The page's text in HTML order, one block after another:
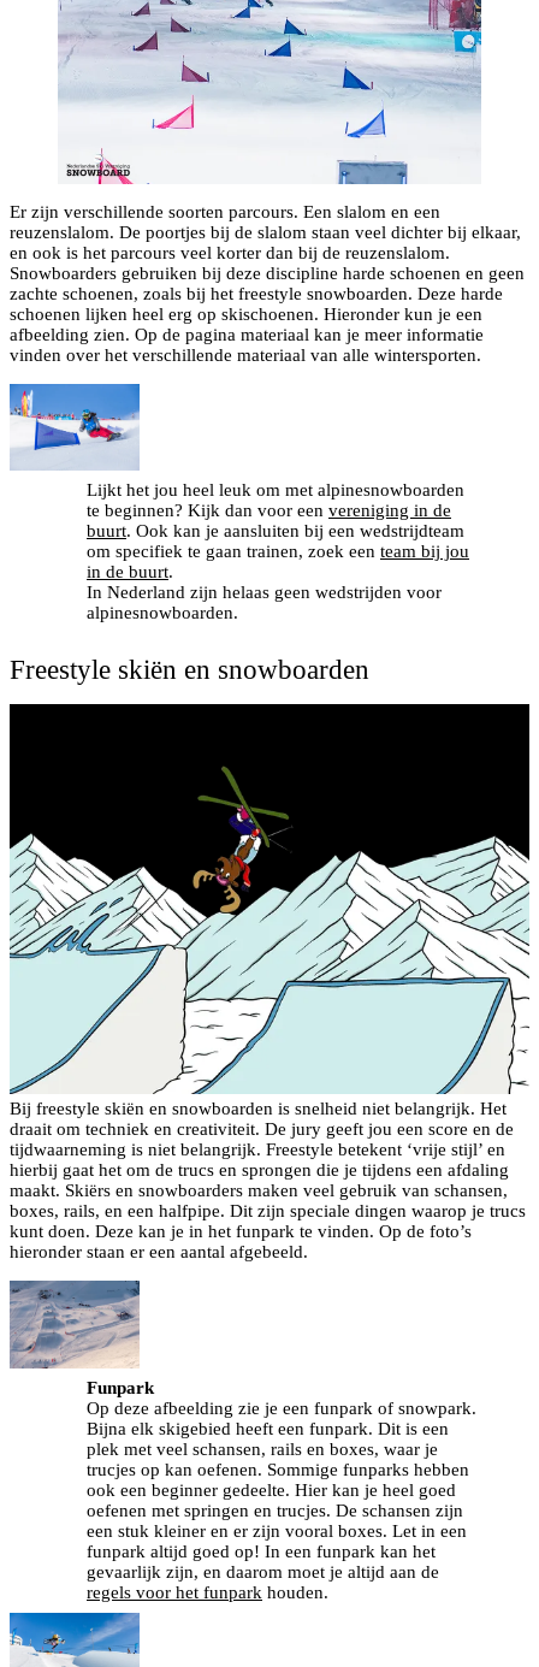
Er zijn verschillende soorten parcours. Een slalom en een
reuzenslalom. De poortjes bij de slalom staan veel dichter bij elkaar,
en ook is het parcours veel korter dan bij de reuzenslalom.
Snowboarders gebruiken bij deze discipline harde schoenen en geen
zachte schoenen, zoals bij het freestyle snowboarden. Deze harde
schoenen lijken heel erg op skischoenen. Hieronder kun je een
afbeelding zien. Op de pagina materiaal kan je meer informatie
vinden over het verschillende materiaal van alle wintersporten.
Lijkt het jou heel leuk om met alpinesnowboarden
te beginnen? Kijk dan voor een vereniging in de
buurt. Ook kan je aansluiten bij een wedstrijdteam
om specifiek te gaan trainen, zoek een team bij jou
in de buurt.
In Nederland zijn helaas geen wedstrijden voor
alpinesnowboarden.
Freestyle skiën en snowboarden
Bij freestyle skiën en snowboarden is snelheid niet belangrijk. Het
draait om techniek en creativiteit. De jury geeft jou een score en de
tijdwaarneming is niet belangrijk. Freestyle betekent ‘vrije stijl’ en
hierbij gaat het om de trucs en sprongen die je tijdens een afdaling
maakt. Skiërs en snowboarders maken veel gebruik van schansen,
boxes, rails, en een halfpipe. Dit zijn speciale dingen waarop je trucs
kunt doen. Deze kan je in het funpark te vinden. Op de foto’s
hieronder staan er een aantal afgebeeld.
Funpark
Op deze afbeelding zie je een funpark of snowpark.
Bijna elk skigebied heeft een funpark. Dit is een
plek met veel schansen, rails en boxes, waar je
trucjes op kan oefenen. Sommige funparks hebben
ook een beginner gedeelte. Hier kan je heel goed
oefenen met springen en trucjes. De schansen zijn
een stuk kleiner en er zijn vooral boxes. Let in een
funpark altijd goed op! In een funpark kan het
gevaarlijk zijn, en daarom moet je altijd aan de
regels voor het funpark houden.